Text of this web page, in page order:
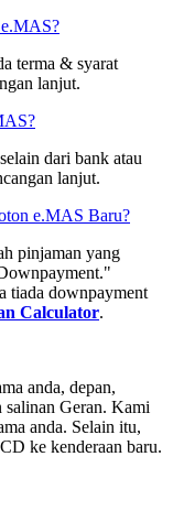
terma & syarat
lanjut.
dari bank atau
lanjut.
e.MAS Baru?
pinjaman yang
tiada downpayment
Calculator.
anda, depan,
salinan Geran. Kami
anda. Selain itu,
ke kenderaan baru.